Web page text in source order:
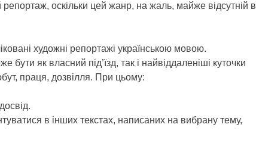
репортаж, оскільки цей жанр, на жаль, майже відсутній в
художні репортажі українською мовою.
як власний під’їзд, так і найвіддаленіші куточки
праця, дозвілля. При цьому:
в інших текстах, написаних на вибрану тему,